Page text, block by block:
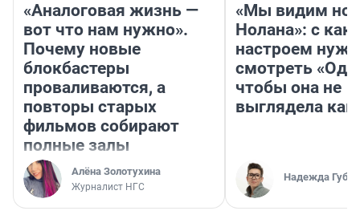
«Аналоговая жизнь —
вот что нам нужно».
Почему новые
блокбастеры
проваливаются, а
повторы старых
фильмов собирают
полные залы
Алёна Золотухина
Журналист НГС
«Мы видим
Нолана»: с
настроем
смотреть
чтобы она не
выглядела как
Надежда